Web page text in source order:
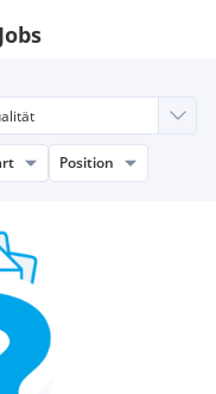
Position